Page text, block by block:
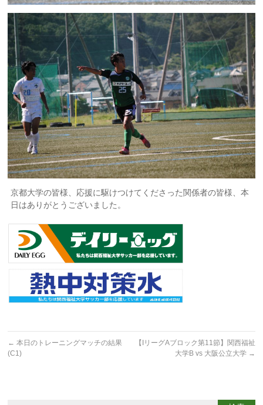
京都大学の皆様、応援に駆けつけてくださった関係者の皆様、本
日はありがとうございました。
← 本日のトレーニングマッチの結果
(C1)
【IリーグAブロック第11節】関西福祉
大学B vs 大阪公立大学 →